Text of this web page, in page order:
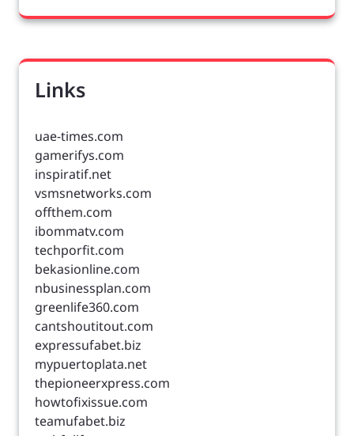
Links
uae-times.com
gamerifys.com
inspiratif.net
vsmsnetworks.com
offthem.com
ibommatv.com
techporfit.com
bekasionline.com
nbusinessplan.com
greenlife360.com
cantshoutitout.com
expressufabet.biz
mypuertoplata.net
thepioneerxpress.com
howtofixissue.com
teamufabet.biz